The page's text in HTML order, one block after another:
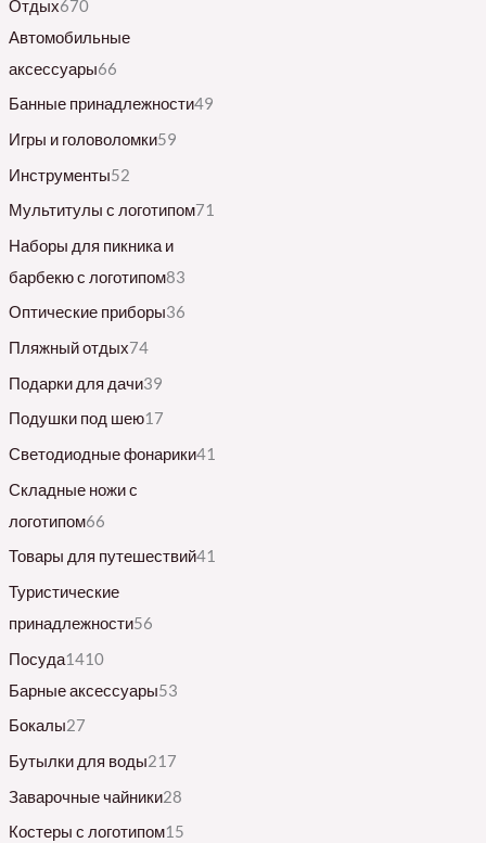
Отдых670
Автомобильные
аксессуары66
Банные принадлежности49
Игры и головоломки59
Инструменты52
Мультитулы с логотипом71
Наборы для пикника и
барбекю с логотипом83
Оптические приборы36
Пляжный отдых74
Подарки для дачи39
Подушки под шею17
Светодиодные фонарики41
Складные ножи с
логотипом66
Товары для путешествий41
Туристические
принадлежности56
Посуда1410
Барные аксессуары53
Бокалы27
Бутылки для воды217
Заварочные чайники28
Костеры с логотипом15